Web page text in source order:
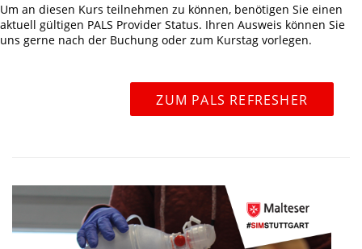
Um an diesen Kurs teilnehmen zu können, benötigen Sie einen
aktuell gültigen PALS Provider Status. Ihren Ausweis können Sie
uns gerne nach der Buchung oder zum Kurstag vorlegen.
ZUM PALS REFRESHER